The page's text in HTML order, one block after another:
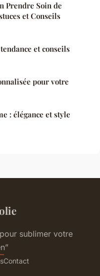
Prendre Soin de
et Conseils
et conseils
pour votre
: élégance et style
sublimer votre
Contact